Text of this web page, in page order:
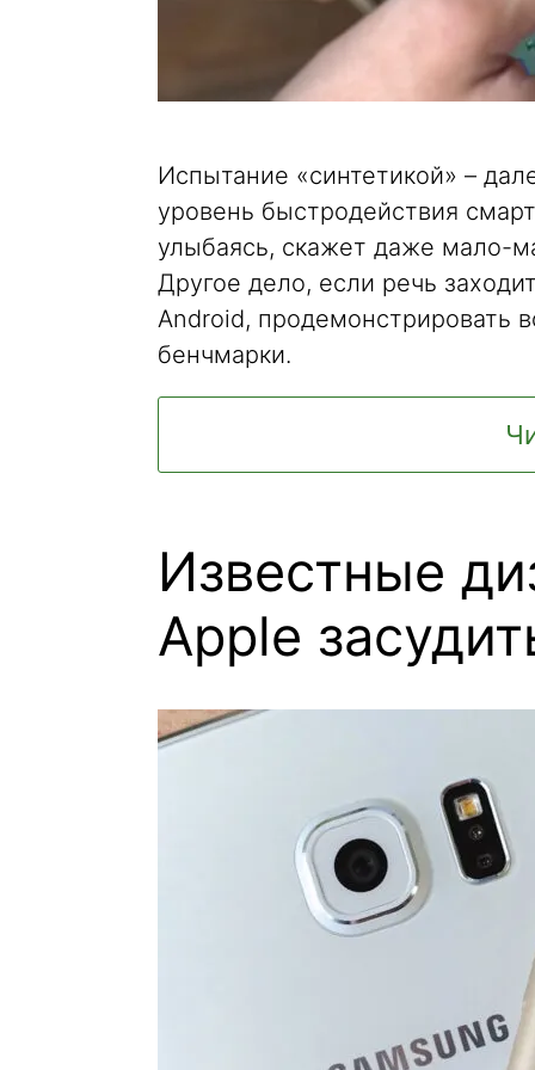
Испытание «синтетикой» –
уровень быстродействия
улыбаясь, скажет даже мало-
Другое дело, если речь
Android, продемонстрировать
бенчмарки.
Известные
Apple